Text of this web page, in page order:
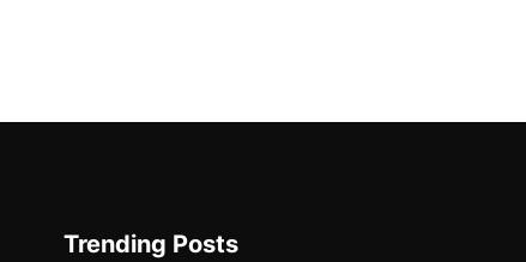
Trending Posts